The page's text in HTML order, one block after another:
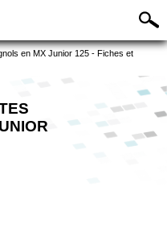
en MX Junior 125 - Fiches et